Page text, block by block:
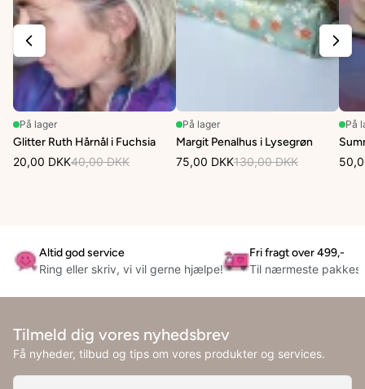
På lager
Glitter Ruth Hårnål i Fuchsia
20,00 DKK40,00 DKK
På lager
Margit Penalhus i Lysegrøn
75,00 DKK130,00 DKK
På
Altid god service
Ring eller skriv, vi vil gerne hjælpe!
Fri fragt over 499,-
Til nærmeste
Tilmeld dig vores nyhedsbrev
Få nyheder, tilbud og tips om vores produkter og services.